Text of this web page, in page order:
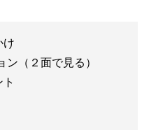
け
ン（２面で見る）